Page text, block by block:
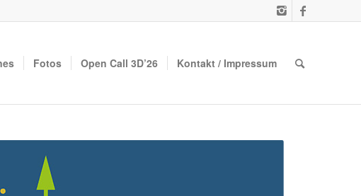
Fotos Open Call 3D’26 Kontakt / Impressum